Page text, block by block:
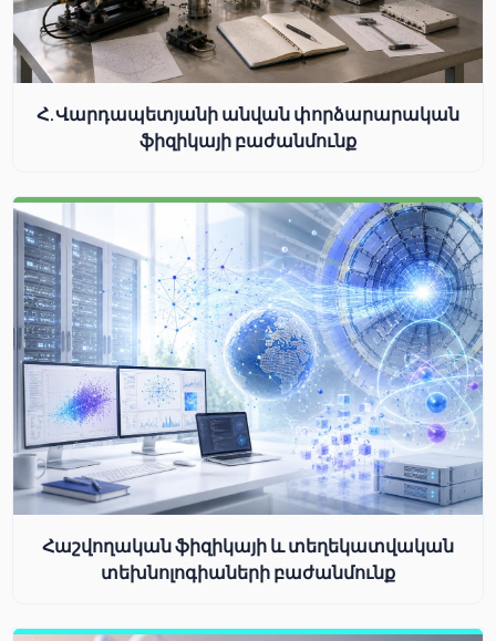
Հ.Վարդապետյանի անվան փորձարարական
ֆիզիկայի բաժանմունք
Հաշվողական ֆիզիկայի և տեղեկատվական
տեխնոլոգիաների բաժանմունք